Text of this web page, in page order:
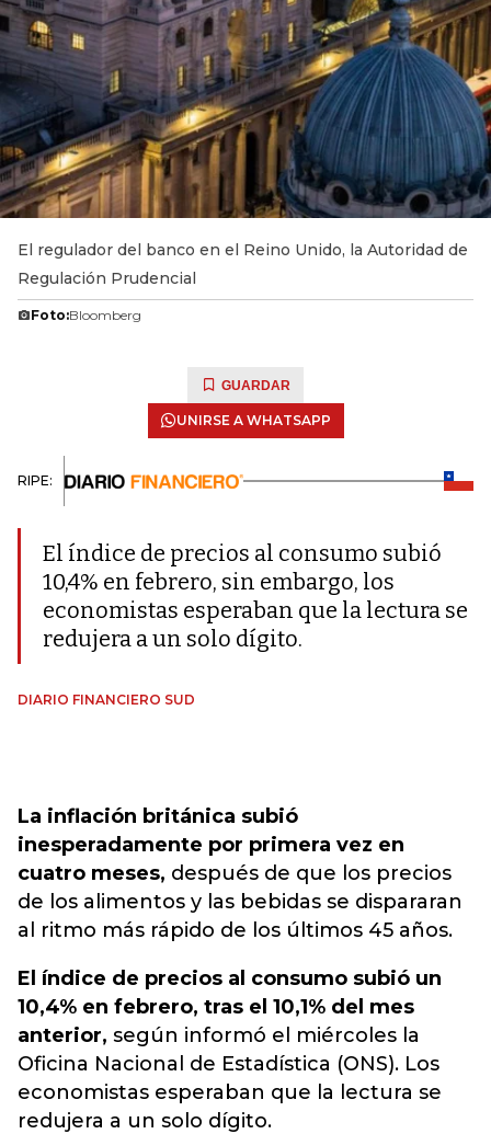
El regulador del banco en el Reino Unido, la Autoridad de
Regulación Prudencial
Foto:Bloomberg
GUARDAR
UNIRSE A WHATSAPP
RIPE:
El índice de precios al consumo subió
10,4% en febrero, sin embargo, los
economistas esperaban que la lectura se
redujera a un solo dígito.
DIARIO FINANCIERO SUD
La inflación británica subió
inesperadamente por primera vez en
cuatro meses, después de que los precios
de los alimentos y las bebidas se dispararan
al ritmo más rápido de los últimos 45 años.
El índice de precios al consumo subió un
10,4% en febrero, tras el 10,1% del mes
anterior, según informó el miércoles la
Oficina Nacional de Estadística (ONS). Los
economistas esperaban que la lectura se
redujera a un solo dígito.